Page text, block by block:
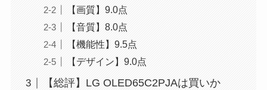
【画質】9.0点
【音質】8.0点
【機能性】9.5点
【デザイン】9.0点
【総評】LG OLED65C2PJAは買いか